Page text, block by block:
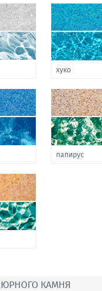
хуко
папирус
КАМНЯ